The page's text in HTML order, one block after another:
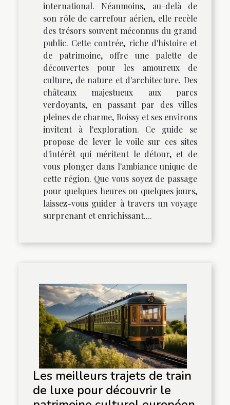
international. Néanmoins, au-delà de
son rôle de carrefour aérien, elle recèle
des trésors souvent méconnus du grand
public. Cette contrée, riche d'histoire et
de patrimoine, offre une palette de
découvertes pour les amoureux de
culture, de nature et d'architecture. Des
châteaux majestueux aux parcs
verdoyants, en passant par des villes
pleines de charme, Roissy et ses environs
invitent à l'exploration. Ce guide se
propose de lever le voile sur ces sites
d'intérêt qui méritent le détour, et de
vous plonger dans l'ambiance unique de
cette région. Que vous soyez de passage
pour quelques heures ou quelques jours,
laissez-vous guider à travers un voyage
surprenant et enrichissant....
Les meilleurs trajets de train
de luxe pour découvrir le